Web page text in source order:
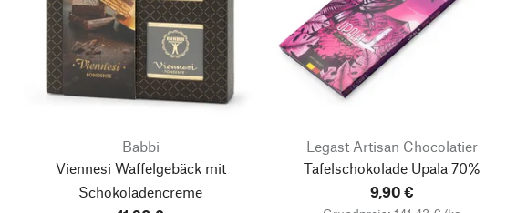
Babbi
Viennesi Waffelgebäck mit
Schokoladencreme
Legast Artisan Chocolatier
Tafelschokolade Upala 70%
9,90 €